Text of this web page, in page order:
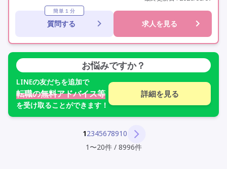
夜勤専従 残業月20時間以内
残業ほぼなし
オープニングスタッフ
オープン3年以内
学歴不問
定年60歳以上
定年65歳以上
定年70歳以上 車通勤可
駅近
研修制度あり
簡単１分
質問する 求人を見る
お悩みですか？
LINEの友だちを追加で
転職の無料アドバイス等
を受け取ることができます！
詳細を見る
12345678910
1 〜20件 / 8996件